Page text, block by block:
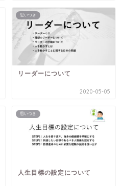
思いつき
リーダーについて
2020-05-05
思いつき
人生目標の設定について